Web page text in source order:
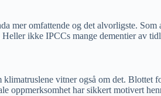
mer omfattende og det alvorligste. Som
ikke IPCCs mange dementier av
vitner også om det.
oppmerksomhet har sikkert motivert